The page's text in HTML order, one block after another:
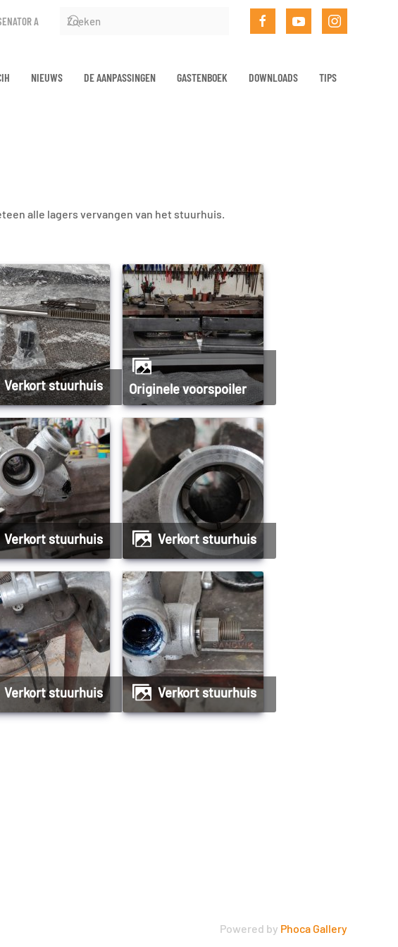
A
NIEUWS DE AANPASSINGEN GASTENBOEK DOWNLOADS TIPS
alle lagers vervangen van het stuurhuis.
Verkort stuurhuis Originele voorspoiler
Verkort stuurhuis Verkort stuurhuis
Verkort stuurhuis Verkort stuurhuis
Powered by Phoca Gallery